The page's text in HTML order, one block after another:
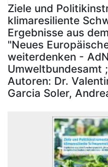
Statistiken
Ziele und
klimaresiliente
Ergebnisse aus
"Neues
weiterdenken -
Umweltbundesamt
Autoren: Dr.
Garcia Soler,